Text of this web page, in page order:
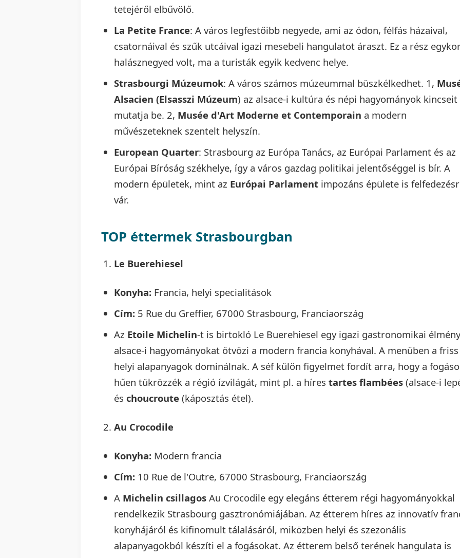
tetejéről elbűvölő.
La Petite France: A város legfestőibb negyede, ami az ódon, félfás házaival,
csatornáival és szűk utcáival igazi mesebeli hangulatot áraszt. Ez a rész
halásznegyed volt, ma a turisták egyik kedvenc helye.
Strasbourgi Múzeumok: A város számos múzeummal büszkélkedhet. 1,
Alsacien (Elsasszi Múzeum) az alsace-i kultúra és népi hagyományok kincseit
mutatja be. 2, Musée d'Art Moderne et Contemporain a modern
művészeteknek szentelt helyszín.
European Quarter: Strasbourg az Európa Tanács, az Európai Parlament és az
Európai Bíróság székhelye, így a város gazdag politikai jelentőséggel is bír. A
modern épületek, mint az Európai Parlament impozáns épülete is
vár.
TOP éttermek Strasbourgban
Le Buerehiesel
Konyha: Francia, helyi specialitások
Cím: 5 Rue du Greffier, 67000 Strasbourg, Franciaország
Az Etoile Michelin-t is birtokló Le Buerehiesel egy igazi gastronomikai
alsace-i hagyományokat ötvözi a modern francia konyhával. A menüben a friss
helyi alapanyagok dominálnak. A séf külön figyelmet fordít arra, hogy a
hűen tükrözzék a régió ízvilágát, mint pl. a híres tartes flambées (alsace-i
és choucroute (káposztás étel).
Au Crocodile
Konyha: Modern francia
Cím: 10 Rue de l'Outre, 67000 Strasbourg, Franciaország
A Michelin csillagos Au Crocodile egy elegáns étterem régi hagyományokkal
rendelkezik Strasbourg gasztronómiájában. Az étterem híres az innovatív
konyhájáról és kifinomult tálalásáról, miközben helyi és szezonális
alapanyagokból készíti el a fogásokat. Az étterem belső terének hangulata is